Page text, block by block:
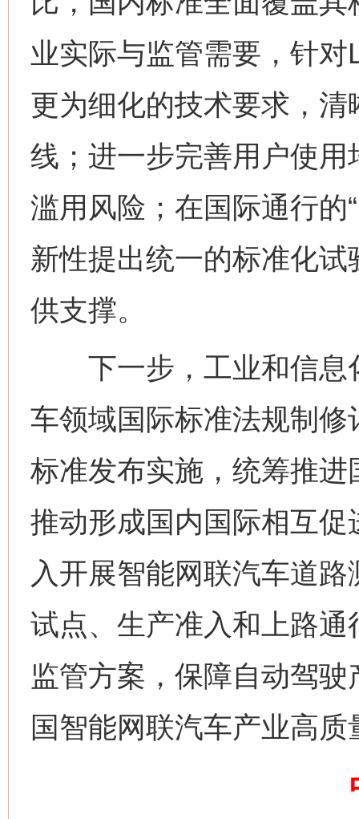
业实际与监管需要，针
更为细化的技术要求，
线；进一步完善用户使
滥用风险；在国际通行的
新性提出统一的标准化
供支撑。
下一步，工业和信息
车领域国际标准法规制
标准发布实施，统筹推
推动形成国内国际相互
入开展智能网联汽车道路
试点、生产准入和上路
监管方案，保障自动驾
国智能网联汽车产业高质